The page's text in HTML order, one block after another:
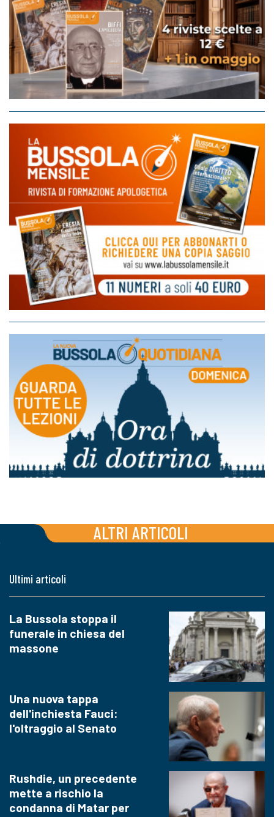
ALTRI ARTICOLI
Ultimi articoli
La Bussola stoppa il
funerale in chiesa del
massone
Una nuova tappa
dell'inchiesta Fauci:
l'oltraggio al Senato
Rushdie, un precedente
mette a rischio la
condanna di Matar per